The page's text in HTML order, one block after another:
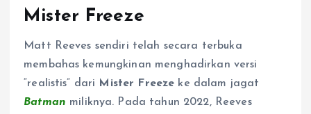
Mister Freeze
Matt Reeves sendiri telah secara terbuka
membahas kemungkinan menghadirkan versi
“realistis” dari Mister Freeze ke dalam jagat
Batman miliknya. Pada tahun 2022, Reeves